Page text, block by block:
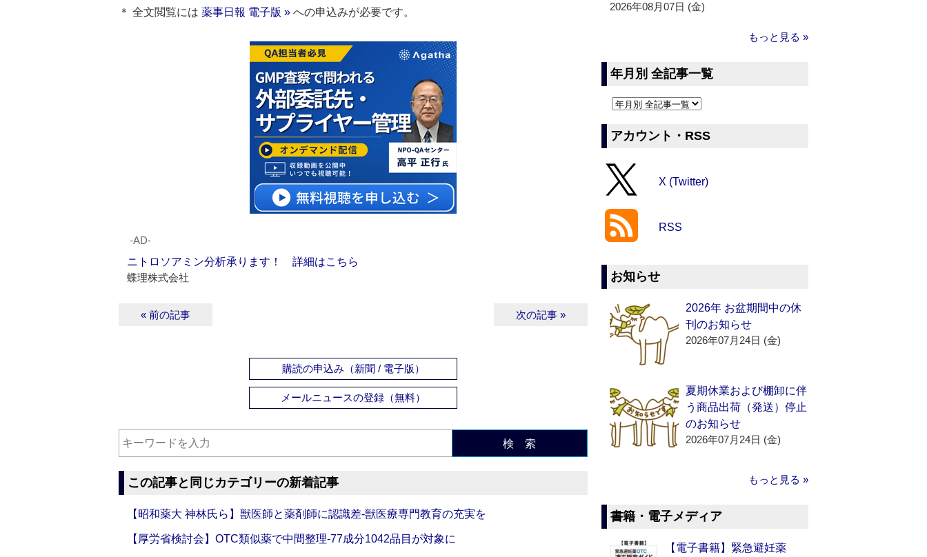
＊ 全文閲覧には 薬事日報 電子版 » への申込みが必要です。
‐AD‐
ニトロソアミン分析承ります！ 詳細はこちら
蝶理株式会社
« 前の記事 次の記事 »
購読の申込み（新聞 / 電子版）
メールニュースの登録（無料）
検 索
この記事と同じカテゴリーの新着記事
【昭和薬大 神林氏ら】獣医師と薬剤師に認識差‐獣医療専門教育の充実を
【厚労省検討会】OTC類似薬で中間整理‐77成分1042品目が対象に
2026年08月07日 (金)
もっと見る »
年月別 全記事一覧
アカウント・RSS
X (Twitter)
RSS
お知らせ
2026年 お盆期間中の休
刊のお知らせ
2026年07月24日 (金)
夏期休業および棚卸に伴
う商品出荷（発送）停止
のお知らせ
2026年07月24日 (金)
もっと見る »
書籍・電子メディア
【電子書籍】緊急避妊薬